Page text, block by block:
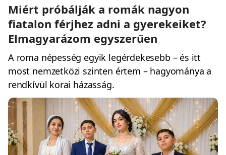
Miért próbálják a romák nagyon
fiatalon férjhez adni a gyerekeiket?
Elmagyarázom egyszerűen
A roma népesség egyik legérdekesebb – és itt
most nemzetközi szinten értem – hagyománya a
rendkívül korai házasság.